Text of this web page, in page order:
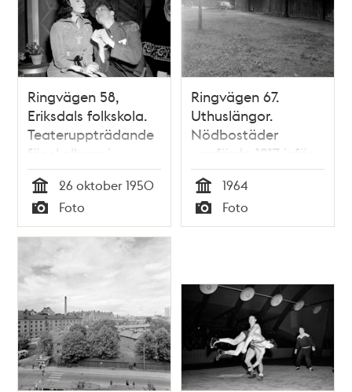
Ringvägen 58,
Eriksdals folkskola.
Teateruppträdande
för skolbarn i
skolans aula
Tid
26 oktober 1950
Typ
Foto
Ringvägen 67.
Uthuslängor.
Nödbostäder
uppförda 1917 inför
rivning
Tid
1964
Typ
Foto